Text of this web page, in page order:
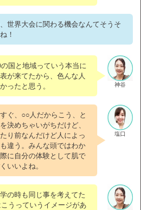
世界大会に関わる機会なんてそうそ
！
神谷
国と地域っていう本当に
が来てたから、色んな人
ったと思う。
塩口
ぐ、○○人だからこう、と
決めちゃいがちだけど、
り前なんだけど人によっ
違う。みんな頭ではわか
に自分の体験として肌で
いいよね。
の時も同じ事を考えてた
うっていうイメージがあ